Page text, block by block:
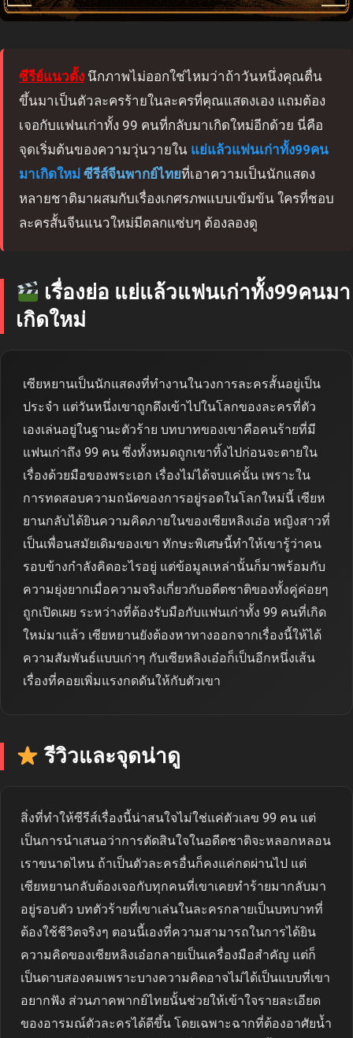
ซีรีย์แนวตั้ง นึกภาพไม่ออกใช่ไหมว่าถ้าวันหนึ่งคุณตื่น
ขึ้นมาเป็นตัวละครร้ายในละครที่คุณแสดงเอง แถมต้อง
เจอกับแฟนเก่าทั้ง 99 คนที่กลับมาเกิดใหม่อีกด้วย นี่คือ
จุดเริ่มต้นของความวุ่นวายใน แย่แล้วแฟนเก่าทั้ง99คน
มาเกิดใหม่ ซีรีส์จีนพากย์ไทยที่เอาความเป็นนักแสดง
หลายชาติมาผสมกับเรื่องเกศรภพแบบเข้มข้น ใครที่ชอบ
ละครสั้นจีนแนวใหม่มีตลกแซ่บๆ ต้องลองดู
เรื่องย่อ แย่แล้วแฟนเก่าทั้ง99คนมา
เกิดใหม่
เซียหยานเป็นนักแสดงที่ทำงานในวงการละครสั้นอยู่เป็น
ประจำ แต่วันหนึ่งเขาถูกดึงเข้าไปในโลกของละครที่ตัว
เองเล่นอยู่ในฐานะตัวร้าย บทบาทของเขาคือคนร้ายที่มี
แฟนเก่าถึง 99 คน ซึ่งทั้งหมดถูกเขาทิ้งไปก่อนจะตายใน
เรื่องด้วยมือของพระเอก เรื่องไม่ได้จบแค่นั้น เพราะใน
การทดสอบความถนัดของการอยู่รอดในโลกใหม่นี้ เซียห
ยานกลับได้ยินความคิดภายในของเซียหลิงเอ๋อ หญิงสาวที่
เป็นเพื่อนสมัยเดิมของเขา ทักษะพิเศษนี้ทำให้เขารู้ว่าคน
รอบข้างกำลังคิดอะไรอยู่ แต่ข้อมูลเหล่านั้นก็มาพร้อมกับ
ความยุ่งยากเมื่อความจริงเกี่ยวกับอดีตชาติของทั้งคู่ค่อยๆ
ถูกเปิดเผย ระหว่างที่ต้องรับมือกับแฟนเก่าทั้ง 99 คนที่เกิด
ใหม่มาแล้ว เซียหยานยังต้องหาทางออกจากเรื่องนี้ให้ได้
ความสัมพันธ์แบบเก่าๆ กับเซียหลิงเอ๋อก็เป็นอีกหนึ่งเส้น
เรื่องที่คอยเพิ่มแรงกดดันให้กับตัวเขา
รีวิวและจุดน่าดู
สิ่งที่ทำให้ซีรีส์เรื่องนี้น่าสนใจไม่ใช่แค่ตัวเลข 99 คน แต่
เป็นการนำเสนอว่าการตัดสินใจในอดีตชาติจะหลอกหลอน
เราขนาดไหน ถ้าเป็นตัวละครอื่นก็คงแค่กดผ่านไป แต่
เซียหยานกลับต้องเจอกับทุกคนที่เขาเคยทำร้ายมากลับมา
อยู่รอบตัว บทตัวร้ายที่เขาเล่นในละครกลายเป็นบทบาทที่
ต้องใช้ชีวิตจริงๆ ตอนนี้เองที่ความสามารถในการได้ยิน
ความคิดของเซียหลิงเอ๋อกลายเป็นเครื่องมือสำคัญ แต่ก็
เป็นดาบสองคมเพราะบางความคิดอาจไม่ได้เป็นแบบที่เขา
อยากฟัง ส่วนภาคพากย์ไทยนั้นช่วยให้เข้าใจรายละเอียด
ของอารมณ์ตัวละครได้ดีขึ้น โดยเฉพาะฉากที่ต้องอาศัยน้ำ